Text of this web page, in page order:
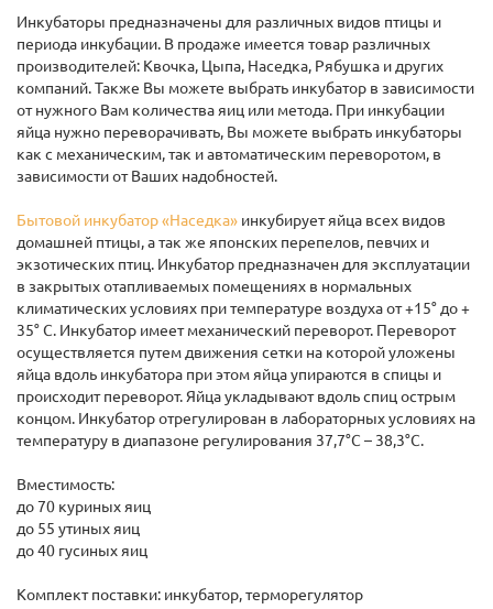
Инкубаторы предназначены для различных видов птицы и
периода инкубации. В продаже имеется товар различных
производителей: Квочка, Цыпа, Наседка, Рябушка и других
компаний. Также Вы можете выбрать инкубатор в зависимости
от нужного Вам количества яиц или метода. При инкубации
яйца нужно переворачивать, Вы можете выбрать инкубаторы
как с механическим, так и автоматическим переворотом, в
зависимости от Ваших надобностей.
Бытовой инкубатор «Наседка» инкубирует яйца всех видов
домашней птицы, а так же японских перепелов, певчих и
экзотических птиц. Инкубатор предназначен для эксплуатации
в закрытых отапливаемых помещениях в нормальных
климатических условиях при температуре воздуха от +15° до +
35° С. Инкубатор имеет механический переворот. Переворот
осуществляется путем движения сетки на которой уложены
яйца вдоль инкубатора при этом яйца упираются в спицы и
происходит переворот. Яйца укладывают вдоль спиц острым
концом. Инкубатор отрегулирован в лабораторных условиях на
температуру в диапазоне регулирования 37,7°C – 38,3°C.
Вместимость:
до 70 куриных яиц
до 55 утиных яиц
до 40 гусиных яиц
Комплект поставки: инкубатор, терморегулятор